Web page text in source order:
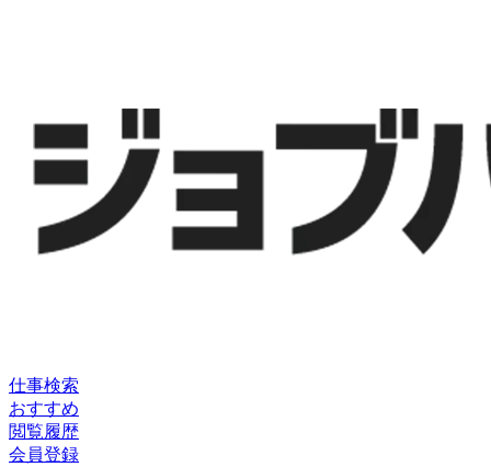
仕事検索
おすすめ
閲覧履歴
会員登録